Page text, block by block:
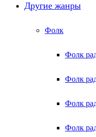
Другие жанры
Фолк
Фолк
Фолк
Фолк
Фолк